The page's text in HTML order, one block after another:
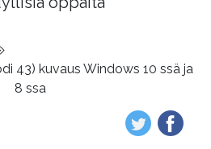
43) kuvaus Windows 10 ssä ja
8 ssa